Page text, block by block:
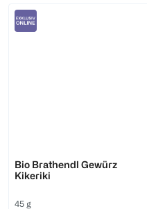
Bio Brathendl Gewürz
Kikeriki
45 g